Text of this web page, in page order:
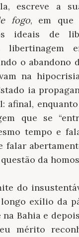
escreve a
fogo, em que
ideais de
libertinagem
o abandono
na
ia
afinal,
que se
tempo e
falar
da
do
exílio da
Bahia e
mérito